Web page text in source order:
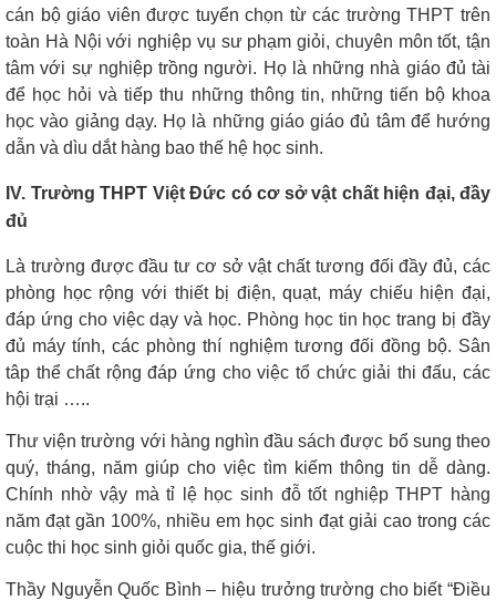
cán bộ giáo viên được tuyển chọn từ các trường THPT trên
toàn Hà Nội với nghiệp vụ sư phạm giỏi, chuyên môn tốt, tận
tâm với sự nghiệp trồng người. Họ là những nhà giáo đủ tài
để học hỏi và tiếp thu những thông tin, những tiến bộ khoa
học vào giảng dạy. Họ là những giáo giáo đủ tâm để hướng
dẫn và dìu dắt hàng bao thế hệ học sinh.
IV. Trường THPT Việt Đức có cơ sở vật chất hiện đại, đầy
đủ
Là trường được đầu tư cơ sở vật chất tương đối đầy đủ, các
phòng học rộng với thiết bị điện, quạt, máy chiếu hiện đại,
đáp ứng cho việc dạy và học. Phòng học tin học trang bị đầy
đủ máy tính, các phòng thí nghiệm tương đối đồng bộ. Sân
tâp thể chất rộng đáp ứng cho việc tổ chức giải thi đấu, các
hội trại …..
Thư viện trường với hàng nghìn đầu sách được bổ sung theo
quý, tháng, năm giúp cho việc tìm kiếm thông tin dễ dàng.
Chính nhờ vậy mà tỉ lệ học sinh đỗ tốt nghiệp THPT hàng
năm đạt gần 100%, nhiều em học sinh đạt giải cao trong các
cuộc thi học sinh giỏi quốc gia, thế giới.
Thầy Nguyễn Quốc Bình – hiệu trưởng trường cho biết “Điều